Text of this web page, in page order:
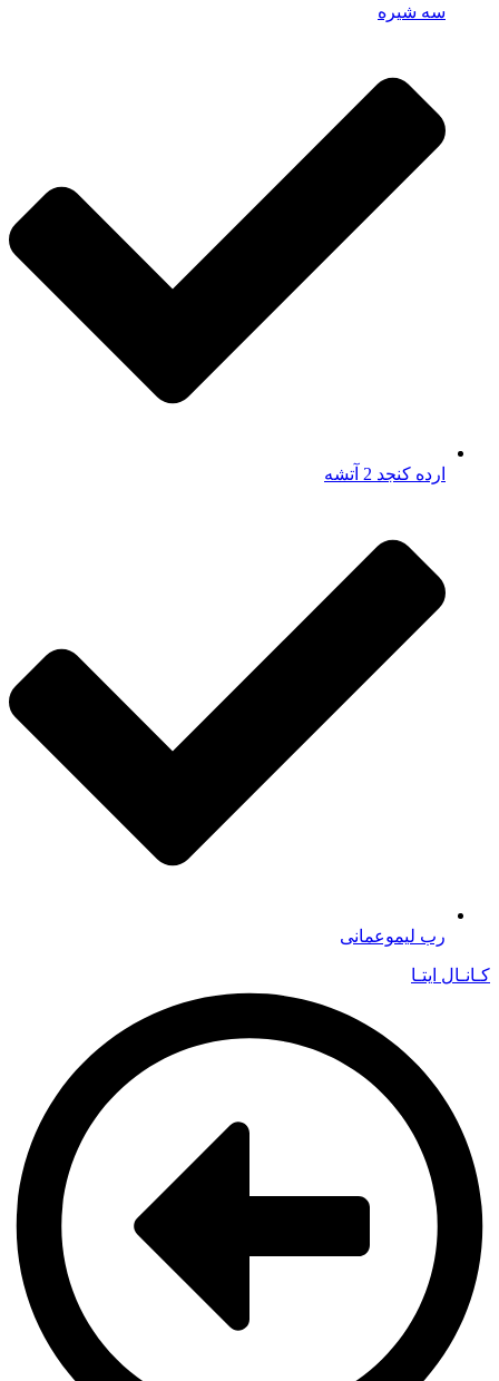
سه شیره
ارده کنجد 2 آتشه
رب لیموعمانی
کـانـال ایتـا